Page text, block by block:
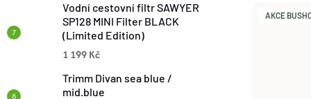
Vodní cestovní filtr SAWYER
SP128 MINI Filter BLACK
(Limited Edition)
1 199 Kč
Trimm Divan sea blue /
mid.blue
KAKCE